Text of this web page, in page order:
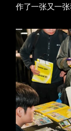
作了一张又一张